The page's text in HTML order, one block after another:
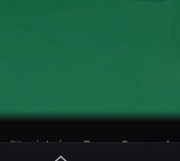
Site réalisé parRepereCom·adm